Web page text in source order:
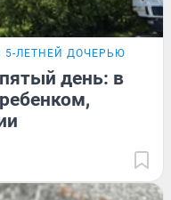
5-ЛЕТНЕЙ ДОЧЕРЬЮ
день: в